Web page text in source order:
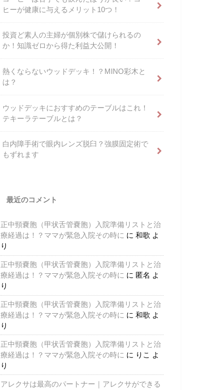
ヒーが健康に与えるメリット10つ！
投資ど素人の主婦が個別株で儲けられるの
か！知識ゼロから得た利益大公開！
熱くならないウッドデッキ！？MINO彩木と
は？
ウッドデッキにおすすめのテーブルはこれ！
テキーラテーブルとは？
白内障手術で眼内レンズ脱臼？強膜固定術で
もずれます
最近のコメント
正中頸嚢胞（甲状舌管嚢胞）入院準備リストと治
療経過は！？ママが緊急入院その時に に 和歌 よ
り
正中頸嚢胞（甲状舌管嚢胞）入院準備リストと治
療経過は！？ママが緊急入院その時に に 匿名 よ
り
正中頸嚢胞（甲状舌管嚢胞）入院準備リストと治
療経過は！？ママが緊急入院その時に に 和歌 よ
り
正中頸嚢胞（甲状舌管嚢胞）入院準備リストと治
療経過は！？ママが緊急入院その時に に りこ
よ
り
アレクサは最高のパートナー｜アレクサができる